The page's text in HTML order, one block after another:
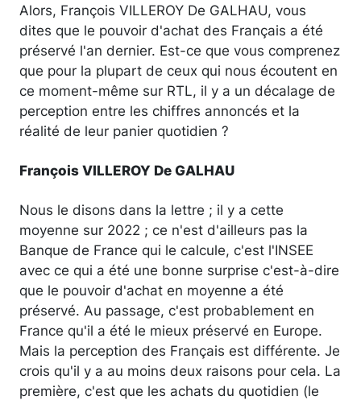
Alors, François VILLEROY De GALHAU, vous
dites que le pouvoir d'achat des Français a été
préservé l'an dernier. Est-ce que vous comprenez
que pour la plupart de ceux qui nous écoutent en
ce moment-même sur RTL, il y a un décalage de
perception entre les chiffres annoncés et la
réalité de leur panier quotidien ?
François VILLEROY De GALHAU
Nous le disons dans la lettre ; il y a cette
moyenne sur 2022 ; ce n'est d'ailleurs pas la
Banque de France qui le calcule, c'est l'INSEE
avec ce qui a été une bonne surprise c'est-à-dire
que le pouvoir d'achat en moyenne a été
préservé. Au passage, c'est probablement en
France qu'il a été le mieux préservé en Europe.
Mais la perception des Français est différente. Je
crois qu'il y a au moins deux raisons pour cela. La
première, c'est que les achats du quotidien (le